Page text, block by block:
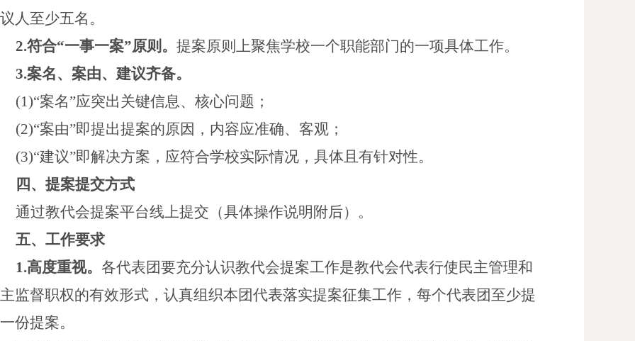
人至少五名。
2.符合“一事一案”原则。 提案原则上聚焦学校一个职能部门的一项具体工作。
3.案名、案由、建议齐备。
(1)“案名”应突出关键信息、核心问题；
(2)“案由”即提出提案的原因，内容应准确、客观；
(3)“建议”即解决方案，应符合学校实际情况，具体且有针对性。
四、提案提交方式
通过教代会提案平台线上提交（具体操作说明附后）。
五、工作要求
1.高度重视。 各代表团要充分认识教代会提案工作是教代会代表行使民主管理和
监督职权的有效形式，认真组织本团代表落实提案征集工作，每个代表团至少提
份提案。